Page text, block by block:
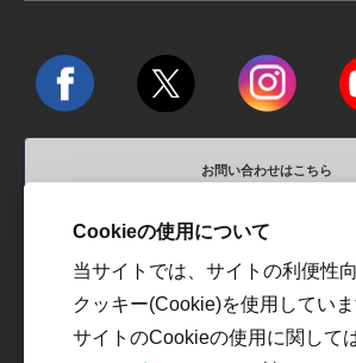
お問い合わせはこちら
営業時間 平日10:00～18:00 / 定休日 土
運営会社
カスタ
Cookieの使用について
当サイトでは、サイトの利便性
クッキー(Cookie)を使用していま
サイトのCookieの使用に関して